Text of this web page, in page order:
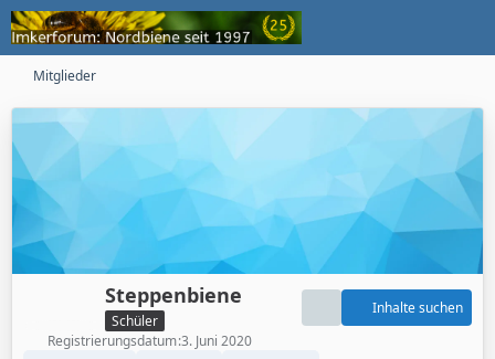
Mitglieder
Steppenbiene
Schüler
Inhalte suchen
Registrierungsdatum 3. Juni 2020